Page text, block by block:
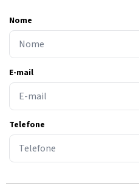
Nome
E-mail
Telefone